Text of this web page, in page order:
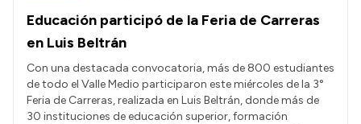
Educación participó de la Feria de Carreras
en Luis Beltrán
Con una destacada convocatoria, más de 800 estudiantes
de todo el Valle Medio participaron este miércoles de la 3°
Feria de Carreras, realizada en Luis Beltrán, donde más de
30 instituciones de educación superior, formación